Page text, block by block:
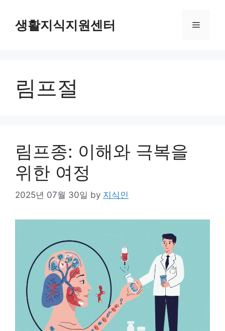
content생활지식지원센터 Menu
림프절
림프종: 이해와 극복을
위한 여정
2025년 07월 30일 by 지식인